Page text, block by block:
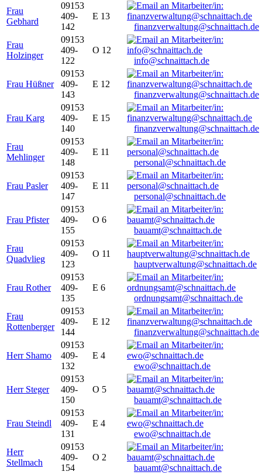
Frau
Gebhard
09153
409-
142
E 13
finanzverwaltung@schnaittach.de
Frau
Holzinger
09153
409-
122
O 12
info@schnaittach.de
Frau Hüßner
09153
409-
143
E 12
finanzverwaltung@schnaittach.de
Frau Karg
09153
409-
140
E 15
finanzverwaltung@schnaittach.de
Frau
Mehlinger
09153
409-
148
E 11
personal@schnaittach.de
Frau Pasler
09153
409-
147
E 11
personal@schnaittach.de
Frau Pfister
09153
409-
155
O 6
bauamt@schnaittach.de
Frau
Quadvlieg
09153
409-
123
O 11
hauptverwaltung@schnaittach.de
Frau Rother
09153
409-
135
E 6
ordnungsamt@schnaittach.de
Frau
Rottenberger
09153
409-
144
E 12
finanzverwaltung@schnaittach.de
Herr Shamo
09153
409-
132
E 4
ewo@schnaittach.de
Herr Steger
09153
409-
150
O 5
bauamt@schnaittach.de
Frau Steindl
09153
409-
131
E 4
ewo@schnaittach.de
Herr
Stellmach
09153
409-
154
O 2
bauamt@schnaittach.de